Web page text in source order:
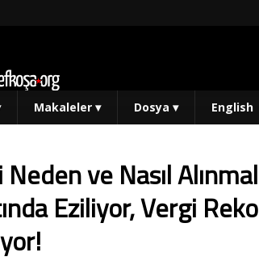
Makaleler ▾ Dosya ▾ English
ve Nasıl
Eziliyor, Vergi